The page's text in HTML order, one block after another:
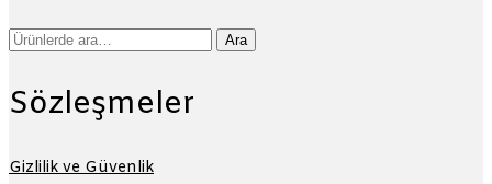
Ara: Ara
Sözleşmeler
Gizlilik ve Güvenlik